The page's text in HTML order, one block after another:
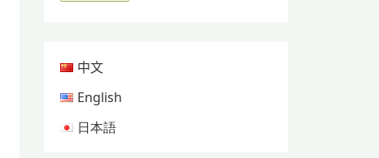
中文
English
日本語